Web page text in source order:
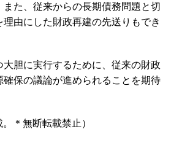
た、従来からの長期債務問題と切
理由にした財政再建の先送りもでき
胆に実行するために、従来の財政
保の議論が進められることを期待
＊無断転載禁止）